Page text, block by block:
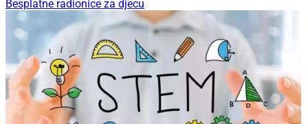
Besplatne radionice za djecu